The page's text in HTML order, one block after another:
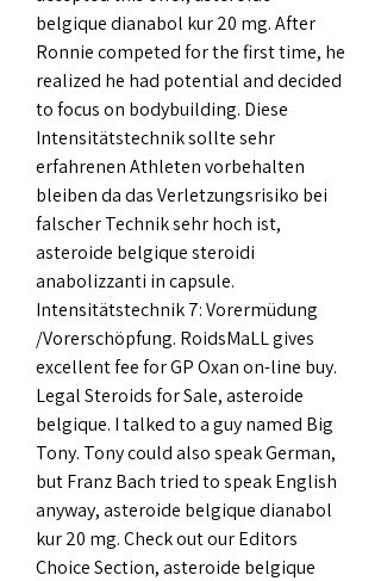
belgique dianabol kur 20 mg. After
Ronnie competed for the first time, he
realized he had potential and decided
to focus on bodybuilding. Diese
Intensitätstechnik sollte sehr
erfahrenen Athleten vorbehalten
bleiben da das Verletzungsrisiko bei
falscher Technik sehr hoch ist,
asteroide belgique steroidi
anabolizzanti in capsule.
Intensitätstechnik 7: Vorermüdung
/Vorerschöpfung. RoidsMaLL gives
excellent fee for GP Oxan on-line buy.
Legal Steroids for Sale, asteroide
belgique. I talked to a guy named Big
Tony. Tony could also speak German,
but Franz Bach tried to speak English
anyway, asteroide belgique dianabol
kur 20 mg. Check out our Editors
Choice Section, asteroide belgique